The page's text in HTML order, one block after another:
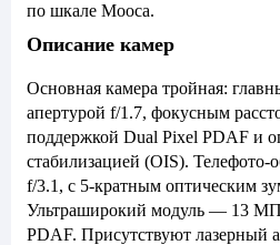
по шкале Мооса.
Описание камер
Основная камера тройная:
апертурой f/1.7, фокусным
поддержкой Dual Pixel PDAF и
стабилизацией (OIS).
f/3.1, с 5-кратным оптическим
Ультраширокий модуль — 13 МП,
PDAF. Присутствуют лазерный